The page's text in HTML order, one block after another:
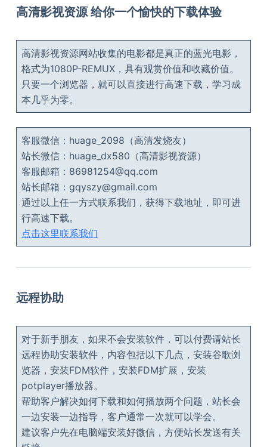
高清影视资源 给你一个愉快的下载体验
高清影视资源网站收集的电影都是真正的蓝光电影，
格式为1080P-REMUX，具有观赏价值和收藏价值。
只要一个浏览器，就可以直接进行高速下载，学习成
本几乎为零。
客服微信：huage_2098（高清发烧友）
站长微信：huage_dx580（高清影视资源）
客服邮箱：86981254@qq.com
站长邮箱：gqyszy@gmail.com
通过以上任一方式联系我们，获得下载地址，即可进
行高速下载。
点击这里联系我们
远程协助
对于新手朋友，如果不会安装软件，可以付费请站长
远程协助安装软件，内容包括以下几点，安装谷歌浏
览器，安装FDM软件，安装FDM扩展，安装
potplayer播放器。
帮助客户解决如何下载和如何播放两个问题，站长会
一边安装一边指导，客户通常一次就可以学会。
建议客户先在电脑端安装好微信，方便站长发送有关